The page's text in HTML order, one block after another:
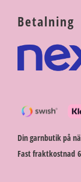
Betalning
Din garnbutik på
Fast fraktkostnad